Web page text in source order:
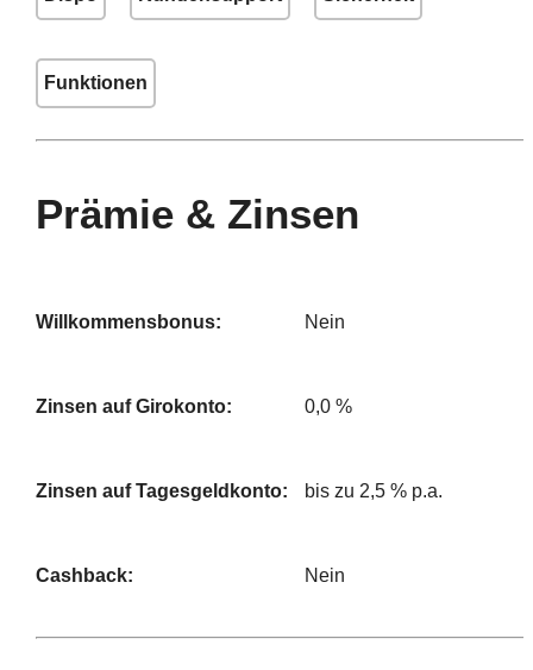
Funktionen
Prämie & Zinsen
Willkommensbonus: Nein
Zinsen auf Girokonto: 0,0 %
Zinsen auf Tagesgeldkonto: bis zu 2,5 % p.a.
Cashback: Nein